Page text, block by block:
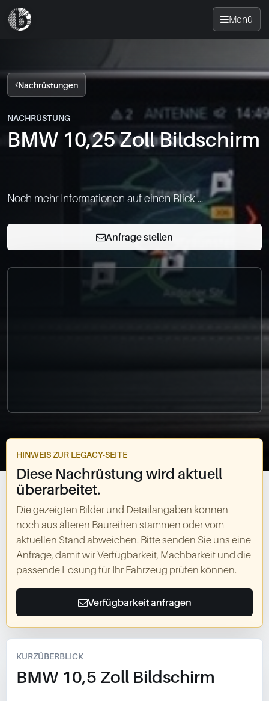
Menü
Nachrüsten
News
Standorte
0049-861-900290
info@bimmer-manufaktur.de
Nachrüstungen
NACHRÜSTUNG
BMW 10,25 Zoll Bildschirm
Noch mehr Informationen auf einen Blick ...
Anfrage stellen
HINWEIS ZUR LEGACY-SEITE
Diese Nachrüstung wird aktuell
überarbeitet.
Die gezeigten Bilder und Detailangaben können
noch aus älteren Baureihen stammen oder vom
aktuellen Stand abweichen. Bitte senden Sie uns eine
Anfrage, damit wir Verfügbarkeit, Machbarkeit und die
passende Lösung für Ihr Fahrzeug prüfen können.
Verfügbarkeit anfragen
KURZÜBERBLICK
BMW 10,5 Zoll Bildschirm